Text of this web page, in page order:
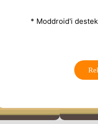
* Moddroid'i